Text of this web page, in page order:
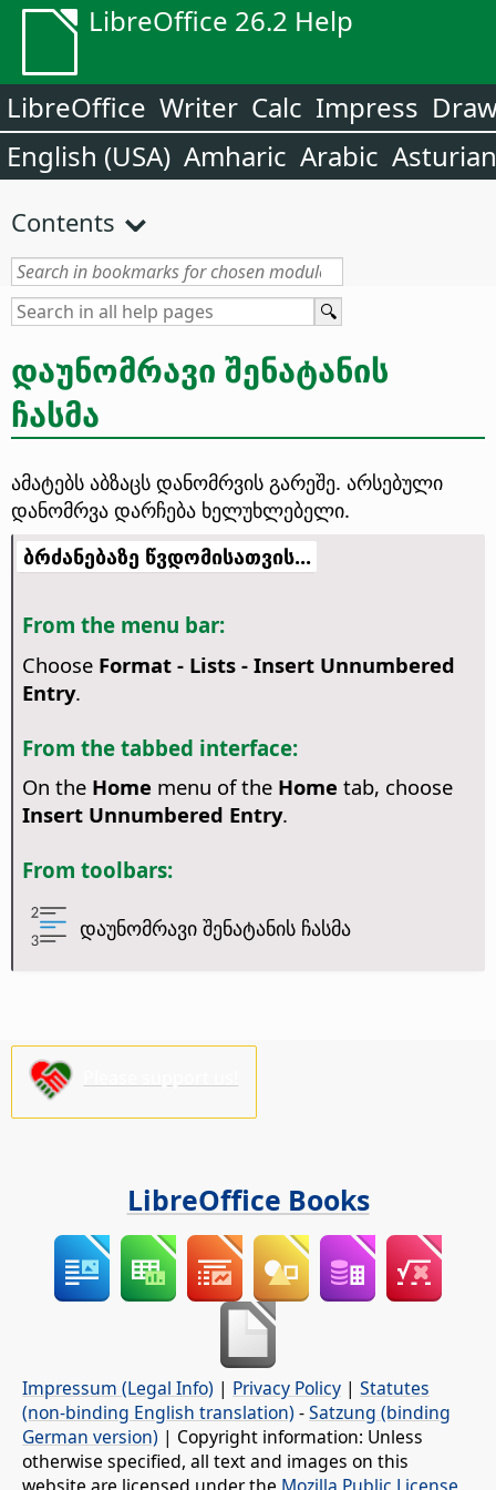
LibreOffice 26.2 Help
LibreOffice Writer Calc Impress
English (USA) Amharic Arabic Asturian
Contents
დაუნომრავი შენატანის
ჩასმა
ამატებს აბზაცს დანომრვის გარეშე. არსებული
დანომრვა დარჩება ხელუხლებელი.
ბრძანებაზე წვდომისათვის...
From the menu bar:
Choose Format - Lists - Insert Unnumbered
Entry.
From the tabbed interface:
On the Home menu of the Home tab, choose
Insert Unnumbered Entry.
From toolbars:
დაუნომრავი შენატანის ჩასმა
LibreOffice Books
Impressum (Legal Info) | Privacy Policy | Statutes
(non-binding English translation) -Satzung (binding
German version) | Copyright information: Unless
otherwise specified, all text and images on this